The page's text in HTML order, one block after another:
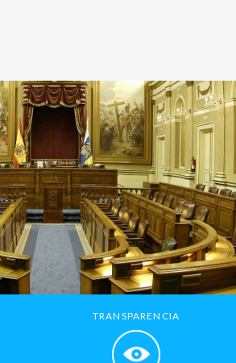
TRANSPARENCIA